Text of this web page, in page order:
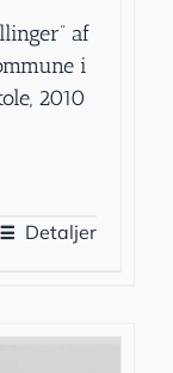
af
i
2010
Detaljer